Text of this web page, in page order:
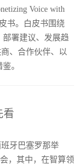
Voice with
书。白皮书围绕
署建议、发展趋
、合作伙伴、以
。
看
牙巴塞罗那举
，其中，在智算领